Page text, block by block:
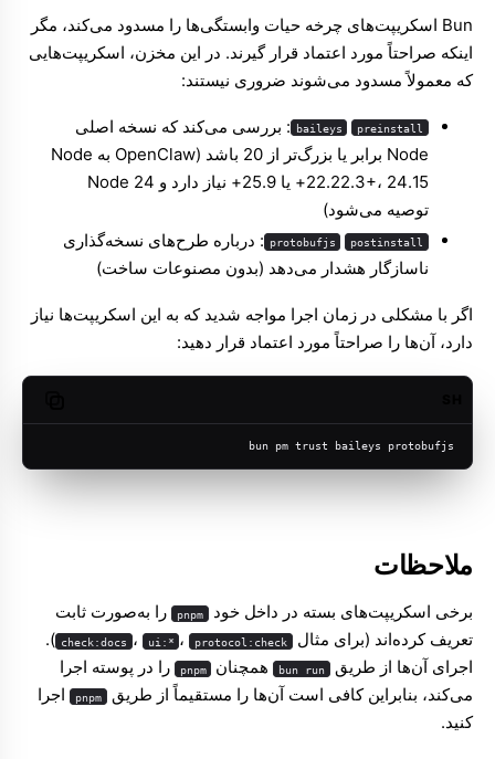
Bun اسکریپت‌های چرخه حیات وابستگی‌ها را مسدود می‌کند، مگر
اینکه صراحتاً مورد اعتماد قرار گیرند. در این مخزن، اسکریپت‌هایی
که معمولاً مسدود می‌شوند ضروری نیستند:
baileys preinstall
: بررسی می‌کند که نسخه اصلی
Node برابر یا بزرگ‌تر از 20 باشد (OpenClaw به Node
22.22.3+، 24.15+ یا 25.9+ نیاز دارد و Node 24
توصیه می‌شود)
protobufjs postinstall
: درباره طرح‌های نسخه‌گذاری
ناسازگار هشدار می‌دهد (بدون مصنوعات ساخت)
اگر با مشکلی در زمان اجرا مواجه شدید که به این اسکریپت‌ها نیاز
دارد، آن‌ها را صراحتاً مورد اعتماد قرار دهید:
bun pm trust baileys protobufjs
ملاحظات
برخی اسکریپت‌های بسته در داخل خود pnpm را به‌صورت ثابت
تعریف کرده‌اند (برای مثال
check:docs ، ui:* ، protocol:check
).
اجرای آن‌ها از طریق
bun run همچنان pnpm
را در پوسته اجرا
می‌کند، بنابراین کافی است آن‌ها را مستقیماً از طریق
pnpm اجرا
کنید.